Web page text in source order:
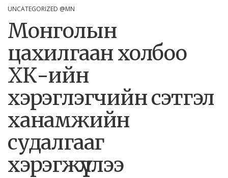
UNCATEGORIZED @MN
Монголын
цахилгаан холбоо
ХК-ийн
хэрэглэгчийн сэтгэл
ханамжийн
судалгааг
хэрэгжүүллээ